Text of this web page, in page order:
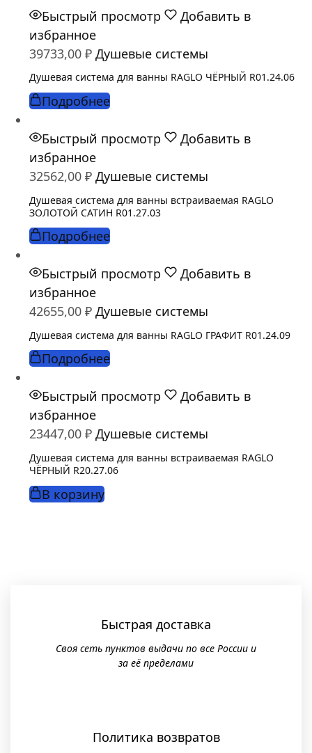
Быстрый просмотр
Добавить в
избранное
39733,00 ₽ Душевые системы
Душевая система для ванны RAGLO ЧЁРНЫЙ R01.24.06
Подробнее
Быстрый просмотр
Добавить в
избранное
32562,00 ₽ Душевые системы
Душевая система для ванны встраиваемая RAGLO
ЗОЛОТОЙ САТИН R01.27.03
Подробнее
Быстрый просмотр
Добавить в
избранное
42655,00 ₽ Душевые системы
Душевая система для ванны RAGLO ГРАФИТ R01.24.09
Подробнее
Быстрый просмотр
Добавить в
избранное
23447,00 ₽ Душевые системы
Душевая система для ванны встраиваемая RAGLO
ЧЁРНЫЙ R20.27.06
В корзину
Быстрая доставка
Своя сеть пунктов выдачи по все России и
за её пределами
Политика возвратов